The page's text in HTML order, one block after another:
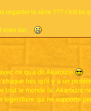
regarder la série ??? c'est toi
ton ...
ce qu'a dit Akaroizis
fois qu'il y a un
le monde là. Akaroizis
qui ne supporte